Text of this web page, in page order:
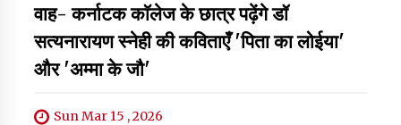
वाह- कर्नाटक काॅलेज के छात्र पढ़ेंगे डॉ
सत्यनारायण स्नेही की कविताएँ 'पिता का लोईया'
और 'अम्मा के जौ'
Sun Mar 15 , 2026